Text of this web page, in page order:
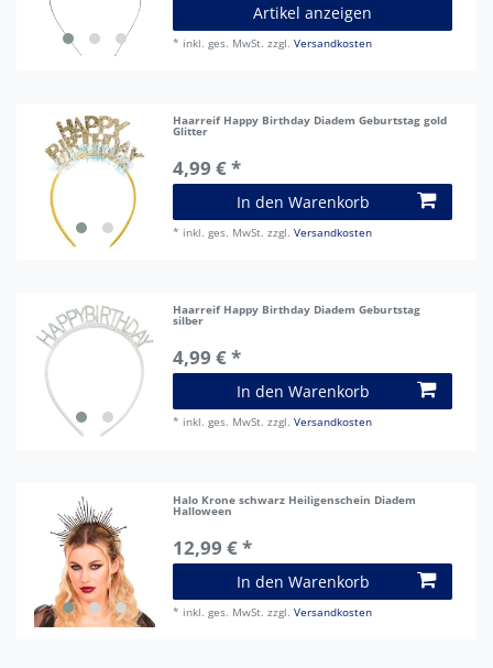
Artikel anzeigen
* inkl. ges. MwSt. zzgl.Versandkosten
Haarreif Happy Birthday Diadem Geburtstag gold
Glitter
4,99 € *
In den Warenkorb
* inkl. ges. MwSt. zzgl.Versandkosten
Haarreif Happy Birthday Diadem Geburtstag
silber
4,99 € *
In den Warenkorb
* inkl. ges. MwSt. zzgl.Versandkosten
Halo Krone schwarz Heiligenschein Diadem
Halloween
12,99 € *
In den Warenkorb
* inkl. ges. MwSt. zzgl.Versandkosten